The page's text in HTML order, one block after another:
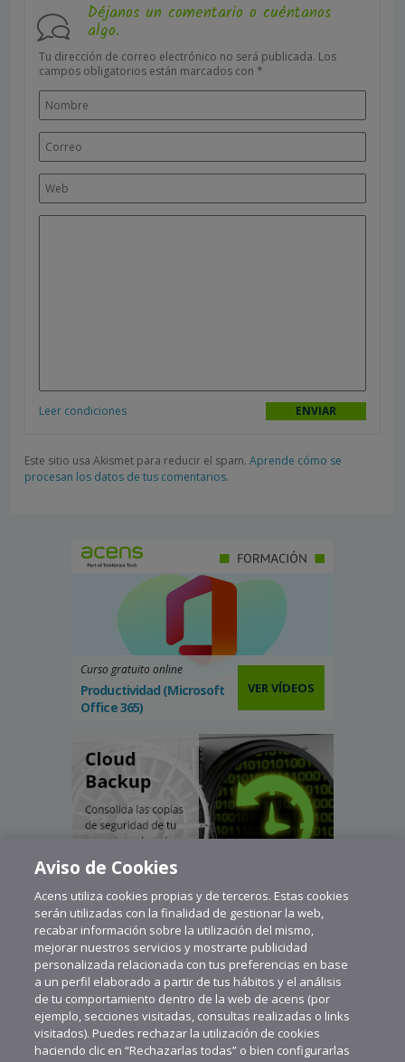
Déjanos un comentario o cuéntanos
algo.
Tu dirección de correo electrónico no será publicada. Los
campos obligatorios están marcados con *
Leer condiciones
Este sitio usa Akismet para reducir el spam. Aprende cómo se
procesan los datos de tus comentarios.
Curso gratuito online
Productividad (Microsoft
Office 365)
VER VÍDEOS
Aviso de Cookies
Acens utiliza cookies propias y de terceros. Estas cookies
serán utilizadas con la finalidad de gestionar la web,
recabar información sobre la utilización del mismo,
mejorar nuestros servicios y mostrarte publicidad
personalizada relacionada con tus preferencias en base
a un perfil elaborado a partir de tus hábitos y el análisis
de tu comportamiento dentro de la web de acens (por
ejemplo, secciones visitadas, consultas realizadas o links
visitados). Puedes rechazar la utilización de cookies
haciendo clic en “Rechazarlas todas” o bien configurarlas